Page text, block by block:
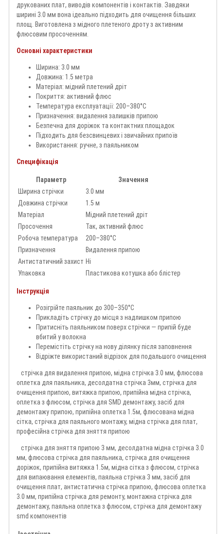
друкованих плат, виводів компонентів і контактів. Завдяки
ширині 3.0 мм вона ідеально підходить для очищення більших
площ. Виготовлена з мідного плетеного дроту з активним
флюсовим просоченням.
Основні характеристики
Ширина: 3.0 мм
Довжина: 1.5 метра
Матеріал: мідний плетений дріт
Покриття: активний флюс
Температура експлуатації: 200–380°C
Призначення: видалення залишків припою
Безпечна для доріжок та контактних площадок
Підходить для безсвинцевих і звичайних припоїв
Використання: ручне, з паяльником
Специфікація
Параметр
Значення
Ширина стрічки
3.0 мм
Довжина стрічки
1.5 м
Матеріал
Мідний плетений дріт
Просочення
Так, активний флюс
Робоча температура
200–380°C
Призначення
Видалення припою
Антистатичний захист Ні
Упаковка
Пластикова котушка або блістер
Інструкція
Розігрійте паяльник до 300–350°C
Прикладіть стрічку до місця з надлишком припою
Притисніть паяльником поверх стрічки — припій буде
вбитий у волокна
Перемістіть стрічку на нову ділянку після заповнення
Відріжте використаний відрізок для подальшого очищення
стрічка для видалення припою, мідна стрічка 3.0 мм, флюсова
оплетка для паяльника, десолдатна стрічка 3мм, стрічка для
очищення припою, витяжка припою, припійна мідна стрічка,
оплетка з флюсом, стрічка для SMD демонтажу, засіб для
демонтажу припою, припійна оплетка 1.5м, флюсована мідна
сітка, стрічка для паяльного монтажу, мідна стрічка для плат,
професійна стрічка для зняття припою
стрічка для зняття припою 3 мм, десолдатна мідна стрічка 3.0
мм, флюсова стрічка для паяльника, стрічка для очищення
доріжок, припійна витяжка 1.5м, мідна сітка з флюсом, стрічка
для випаювання елементів, паяльна стрічка 3 мм, засіб для
очищення плат, антистатична стрічка припою, флюсова оплетка
3.0 мм, припійна стрічка для ремонту, монтажна стрічка для
демонтажу, паяльна оплетка з флюсом, стрічка для демонтажу
smd компонентів